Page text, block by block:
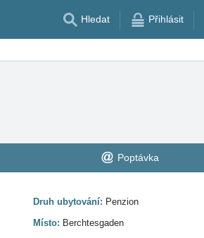
Hledat Přihlásit
Poptávka
Druh ubytování: Penzion
Místo: Berchtesgaden